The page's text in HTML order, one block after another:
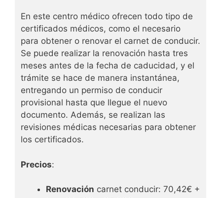
En este centro médico ofrecen todo tipo de
certificados médicos, como el necesario
para obtener o renovar el carnet de conducir.
Se puede realizar la renovación hasta tres
meses antes de la fecha de caducidad, y el
trámite se hace de manera instantánea,
entregando un permiso de conducir
provisional hasta que llegue el nuevo
documento. Además, se realizan las
revisiones médicas necesarias para obtener
los certificados.
Precios:
Renovación carnet conducir: 70,42€ +